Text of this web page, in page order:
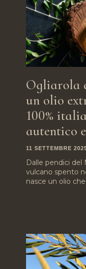
Ogliarola
un olio
100%
autentico
11 SETTEMBRE
Dalle pendici
vulcano spento
nasce un olio